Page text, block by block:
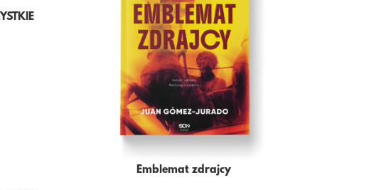
Emblemat zdrajcy